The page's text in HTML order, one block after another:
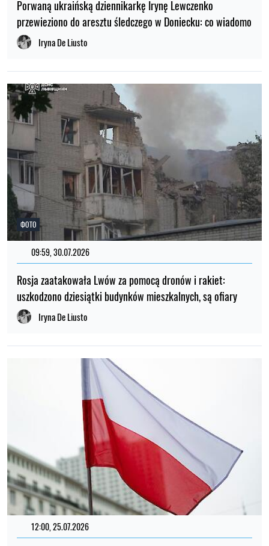
Porwaną ukraińską dziennikarkę Irynę Lewczenko
przewieziono do aresztu śledczego w Doniecku: co wiadomo
Iryna De Liusto
ФОТО
09:59, 30.07.2026
Rosja zaatakowała Lwów za pomocą dronów i rakiet:
uszkodzono dziesiątki budynków mieszkalnych, są ofiary
Iryna De Liusto
12:00, 25.07.2026